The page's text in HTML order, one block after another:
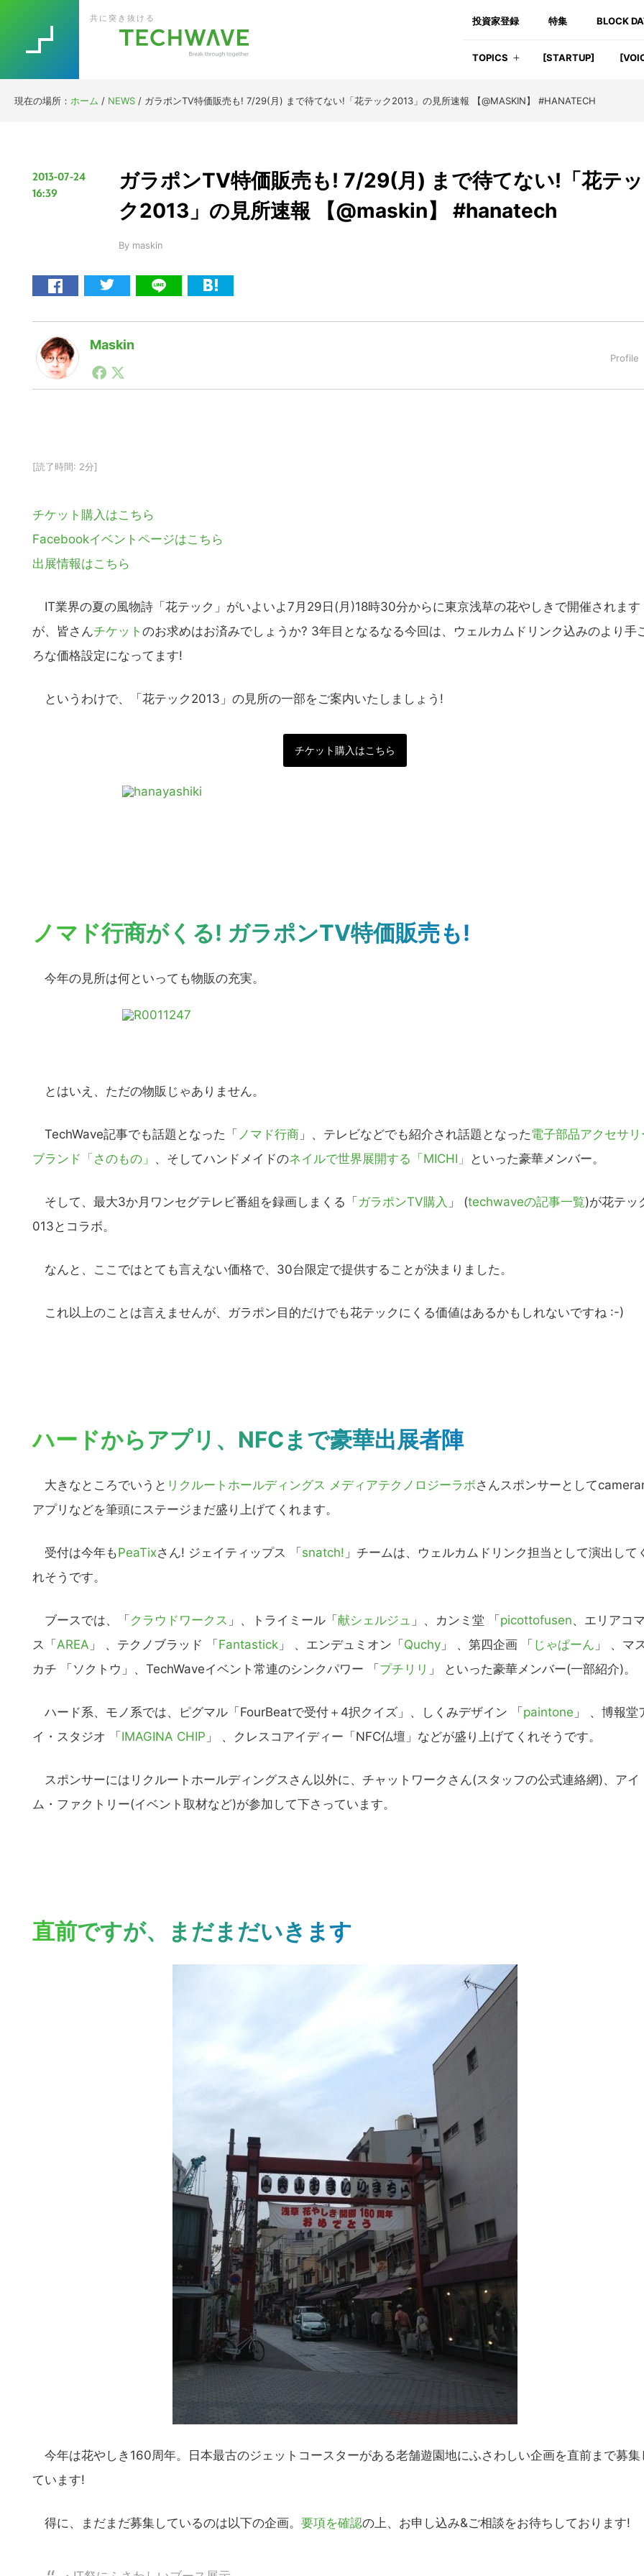
to
primary
to
main
to
primary
to
footer
投資家登録 特集 BLOCK
共に突き抜ける
TOPICS [STARTUP]
現在の場所： ホーム / NEWS / ガラポンTV特価販売も! 7/29(月) まで待てない!「花テック2013」の見所速報 【@MASKIN】 #HANATECH
2013-07-24
16:39
ガラポンTV特価販売も! 7/29(月) まで待てない!「花テッ
ク2013」の見所速報 【@maskin】 #hanatech
By maskin
Maskin
1990年代初頭から記者としてまた起業家としてITスタートアップ業界のハードウェアからソフトウェアの事業創出に関わ
る。シリコンバレーやEU等でのスタートアップを経験。日本ではネットエイジ等に所属、大手企業の新規事業創出に協
[読了時間: 2分]
チケット購入はこちら
Facebookイベントページはこちら
出展情報はこちら
IT業界の夏の風物詩「花テック」がいよいよ7月29日(月)18時30分からに東京浅草の花やしきで開催されます
が、皆さんチケット のお求めはお済みでしょうか? 3年目となるなる今回は、ウェルカムドリンク込みのより手
ろな価格設定になってます!
というわけで、「花テック2013」の見所の一部をご案内いたしましょう!
チケット購入はこちら
ノマド行商がくる! ガラポンTV特価販売も!
今年の見所は何といっても物販の充実。
とはいえ、ただの物販じゃありません。
TechWave記事でも話題となった「 ノマド行商 」、テレビなどでも紹介され話題となった電子部品アクセサリ
ブランド「さのもの」 、そしてハンドメイドのネイルで世界展開する「MICHI」 といった豪華メンバー。
そして、最大3か月ワンセグテレビ番組を録画しまくる「 ガラポンTV購入 」 (techwaveの記事一覧)が花テッ
013とコラボ。
なんと、ここではとても言えない価格で、30台限定で提供することが決まりました。
これ以上のことは言えませんが、ガラポン目的だけでも花テックにくる価値はあるかもしれないですね :-)
ハードからアプリ、NFCまで豪華出展者陣
大きなところでいうと リクルートホールディングス メディアテクノロジーラボさんスポンサーとして
アプリなどを筆頭にステージまだ盛り上げてくれます。
受付は今年もPeaTixさん! ジェイティップス 「 snatch! 」チームは、ウェルカムドリンク担当として演出して
れそうです。
ブースでは、「 クラウドワークス 」、トライミール「 献シェルジュ 」、カンミ堂 「 picottofusen、エリアコ
ス「 AREA 」 、テクノブラッド 「 Fantastick 」 、エンデュミオン「 Quchy 」 、第四企画 「 じゃぱーん 」 、マ
カチ 「ソクトウ」、TechWaveイベント常連のシンクパワー 「 プチリリ 」 といった豪華メンバー(一部紹介)。
ハード系、モノ系では、ピグマル「FourBeatで受付＋4択クイズ」、しくみデザイン 「 paintone 」 、博報堂
イ・スタジオ 「 IMAGINA CHIP 」 、クレスコアイディー「NFC仏壇」などが盛り上げてくれそうです。
スポンサーにはリクルートホールディングスさん以外に、チャットワークさん(スタッフの公式連絡網)、アイ
ム・ファクトリー(イベント取材など)が参加して下さっています。
直前ですが、まだまだいきます
今年は花やしき160周年。日本最古のジェットコースターがある老舗遊園地にふさわしい企画を直前まで募集
ています!
得に、まだまだ募集しているのは以下の企画。 要項を確認の上、お申し込み&ご相談をお待ちしております!
ト
検
索
る